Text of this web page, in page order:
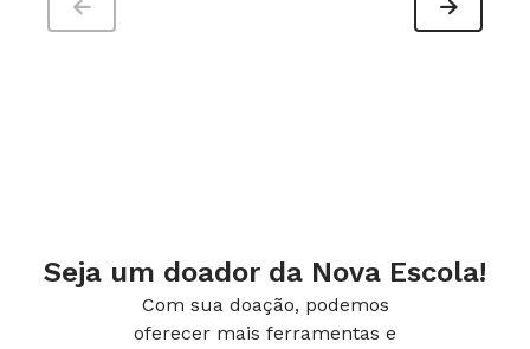
Seja um doador da Nova Escola!
Com sua doação, podemos
oferecer mais ferramentas e